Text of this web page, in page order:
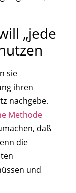
„jede
sie
ihren
nachgebe.
Methode
daß
die
und